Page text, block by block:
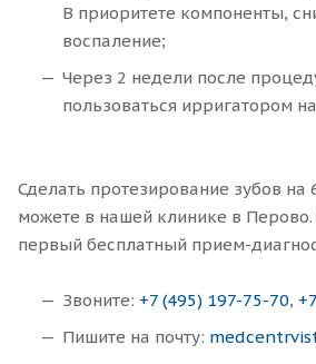
В приоритете компоненты,
воспаление;
Через 2 недели после
пользоваться ирригатором
Сделать протезирование зубов на
можете в нашей клинике в Перово.
первый бесплатный прием-
Звоните: +7 (495) 197-75-70,
Пишите на почту: